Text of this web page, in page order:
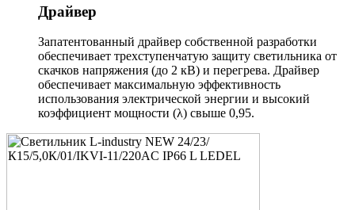
Драйвер
Запатентованный драйвер собственной разработки
обеспечивает трехступенчатую защиту светильника от
скачков напряжения (до 2 кВ) и перегрева. Драйвер
обеспечивает максимальную эффективность
использования электрической энергии и высокий
коэффициент мощности (λ) свыше 0,95.